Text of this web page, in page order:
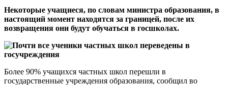
Некоторые учащиеся, по словам министра образования, в
настоящий момент находятся за границей, после их
возвращения они будут обучаться в госшколах.
Более 90% учащихся частных школ перешли в
государственные учреждения образования, сообщил во